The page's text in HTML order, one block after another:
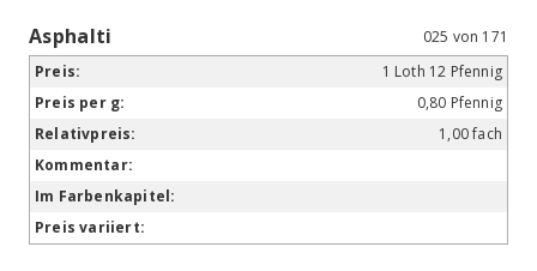
Asphalti
025 von 171
1 Loth 12 Pfennig
0,80 Pfennig
1,00 fach